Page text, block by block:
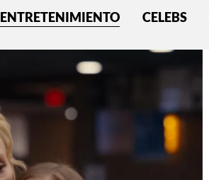
ENTRETENIMIENTO CELEBS